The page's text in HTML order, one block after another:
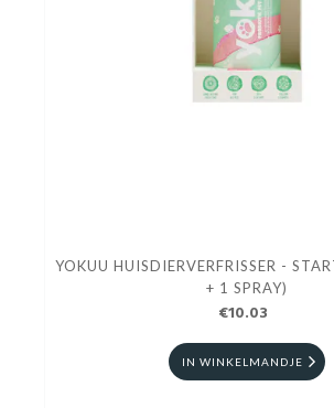
YOKUU HUISDIERVERFRISSER -
+ 1 SPRAY)
€10.03
IN WINKELMANDJE